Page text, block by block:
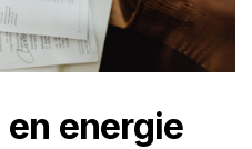
en energie